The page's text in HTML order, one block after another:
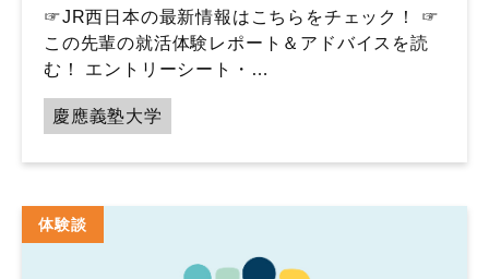
☞JR西日本の最新情報はこちらをチェック！ ☞
この先輩の就活体験レポート＆アドバイスを読
む！ エントリーシート・…
慶應義塾大学
体験談